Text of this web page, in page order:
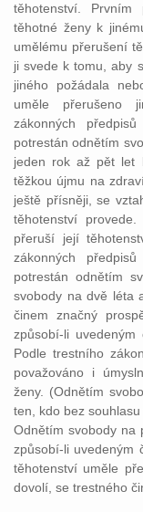
těhotenství.
těhotné ženy k
umělému přerušení
ji svede k tomu, aby
jiného požádala
uměle přerušeno
zákonných
potrestán odnětím
jeden rok až pět let
těžkou újmu na
ještě přísněji, se
těhotenství
přeruší její
zákonných
potrestán odnětím
svobody na dvě léta
činem značný
způsobí-li
Podle trestního
považováno i
ženy. (Odnětím
ten, kdo bez
Odnětím svobody na
způsobí-li uvedeným
těhotenství uměle
dovolí, se trestného